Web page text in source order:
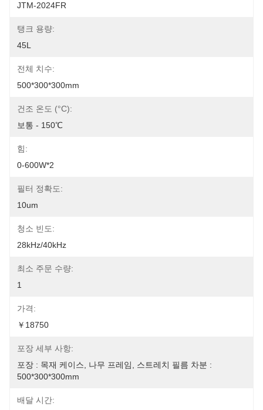
JTM-2024FR
탱크 용량:
45L
전체 치수:
500*300*300mm
건조 온도 (°C):
보통 - 150℃
힘:
0-600W*2
필터 정확도:
10um
청소 빈도:
28kHz/40kHz
최소 주문 수량:
1
가격:
￥18750
포장 세부 사항:
포장 : 목재 케이스, 나무 프레임, 스트레치 필름 차분 :
500*300*300mm
배달 시간: